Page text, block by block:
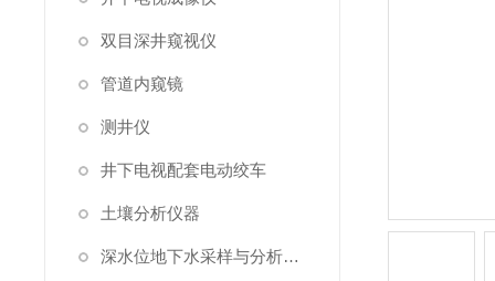
双目深井窥视仪
管道内窥镜
测井仪
井下电视配套电动绞车
土壤分析仪器
深水位地下水采样与分析系统